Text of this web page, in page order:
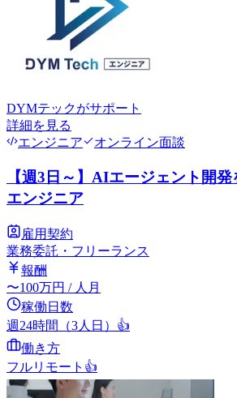
DYMテックがサポート
詳細を見る
エンジニア
オンライン面談
【週3日～】AIエージェント開
エンジニア
雇用契約
業務委託・フリーランス
報酬
〜100万円 / 人月
稼働日数
週24時間（3人日） 👍
働き方
フルリモート 👍